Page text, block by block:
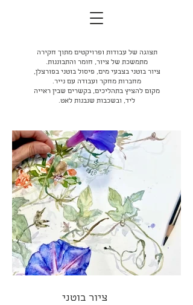
תצוגה של עבודות ופרויקטים מתוך חקירה
מתמשכת של ציור, חומר והתבוננות.
ציור בוטני בצבעי מים, פיסול בוטני בפורצלן,
מחברות מחקר ועבודה עם נייר.
מקום להציץ בתהליכים, בקשרים שבין ראייה
ליד, ובשכבות שנבנות לאט.
ציור בוטני